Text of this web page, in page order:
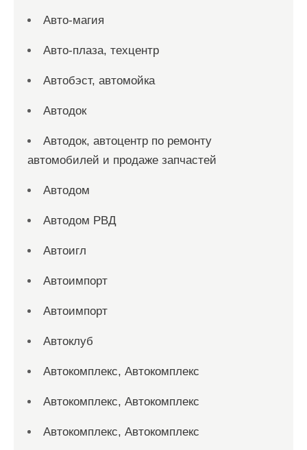
Авто-магия
Авто-плаза, техцентр
Автобэст, автомойка
Автодок
Автодок, автоцентр по ремонту
автомобилей и продаже запчастей
Автодом
Автодом РВД
Автоигл
Автоимпорт
Автоимпорт
Автоклуб
Автокомплекс, Автокомплекс
Автокомплекс, Автокомплекс
Автокомплекс, Автокомплекс